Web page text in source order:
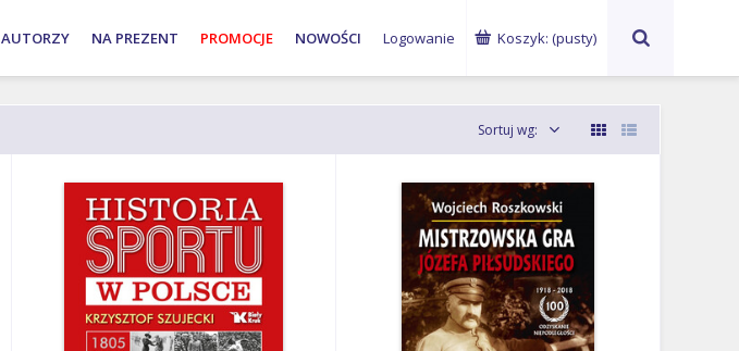
Koszyk: (pusty)
AUTORZY NA PREZENT PROMOCJE NOWOŚCI Logowanie
Nowak
Roszkowski
Chrostowski
Jędraszewski
Sortuj wg: